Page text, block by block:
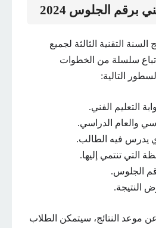
برقم الجلوس 2024
التقنية الثالثة لجميع
سلسلة من الخطوات
التالية:
التعليم الفني.
والعام الدراسي.
يدرس فيه الطالب.
التي تنتمي إليها.
الجلوس.
النتيجة.
موعد النتائج، سيتمكن الطلاب